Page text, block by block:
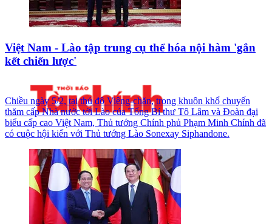
Việt Nam - Lào tập trung cụ thể hóa nội hàm 'gắn
kết chiến lược'
Chiều ngày 5/2, tại thủ đô Viêng-chăn, trong khuôn khổ chuyến
thăm cấp Nhà nước tới Lào của Tổng Bí thư Tô Lâm và Đoàn đại
biểu cấp cao Việt Nam, Thủ tướng Chính phủ Phạm Minh Chính đã
có cuộc hội kiến với Thủ tướng Lào Sonexay Siphandone.